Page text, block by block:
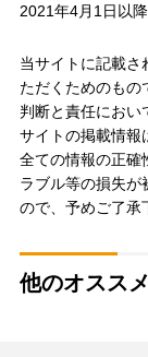
2021年4月1日以
当サイトに記載さ
ただくためのもの
判断と責任におい
サイトの掲載情報
全ての情報の正確
ラブル等の損失が
ので、予めご了承
他のオスス